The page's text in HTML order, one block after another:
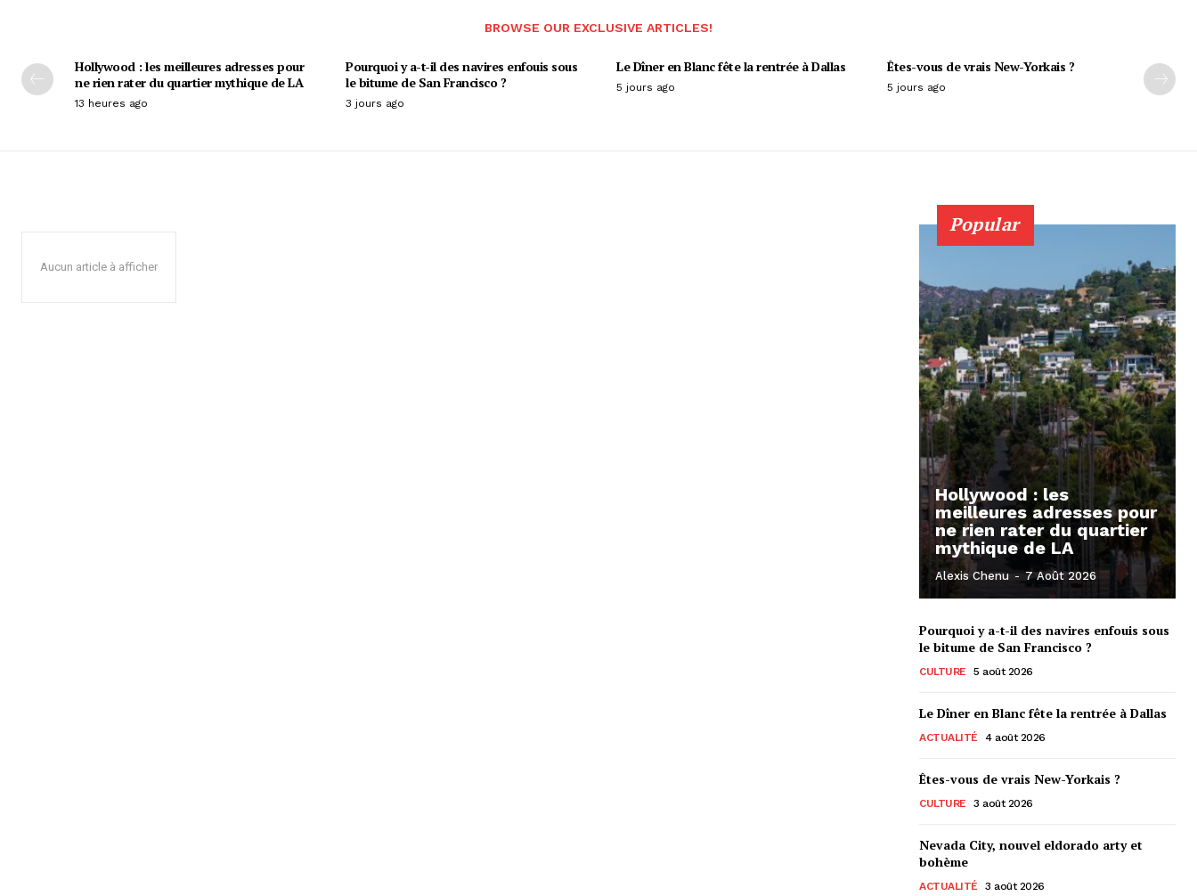
BROWSE OUR EXCLUSIVE ARTICLES!
Hollywood : les meilleures adresses pour
ne rien rater du quartier mythique de LA
13 heures ago
Pourquoi y a-t-il des navires enfouis sous
le bitume de San Francisco ?
3 jours ago
Le Dîner en Blanc fête la rentrée à Dallas
5 jours ago
Êtes-vous de vrais New-Yorkais ?
5 jours ago
Aucun article à afficher
Popular
Hollywood : les
meilleures adresses pour
ne rien rater du quartier
mythique de LA
Alexis Chenu - 7 Août 2026
Pourquoi y a-t-il des navires enfouis sous
le bitume de San Francisco ?
CULTURE 5 août 2026
Le Dîner en Blanc fête la rentrée à Dallas
ACTUALITÉ 4 août 2026
Êtes-vous de vrais New-Yorkais ?
CULTURE 3 août 2026
Nevada City, nouvel eldorado arty et
bohème
ACTUALITÉ 3 août 2026